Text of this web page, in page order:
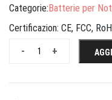
Categorie:Batterie per
Certificazion: CE, FCC,
+
-